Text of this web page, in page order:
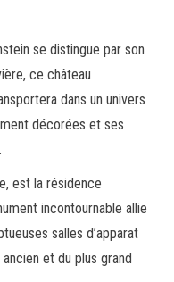
se distingue par son
ce château
dans un univers
décorées et ses
est la résidence
incontournable allie
salles d’apparat
et du plus grand